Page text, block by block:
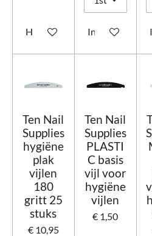
Houd mij op de hoogteIn winkelwagen
Ten Nail
Supplies
hygiëne
plak
vijlen
180
gritt 25
stuks
€ 10,95
Ten Nail
Supplies
PLASTI
C basis
vijl voor
hygiëne
vijlen
€ 1,50